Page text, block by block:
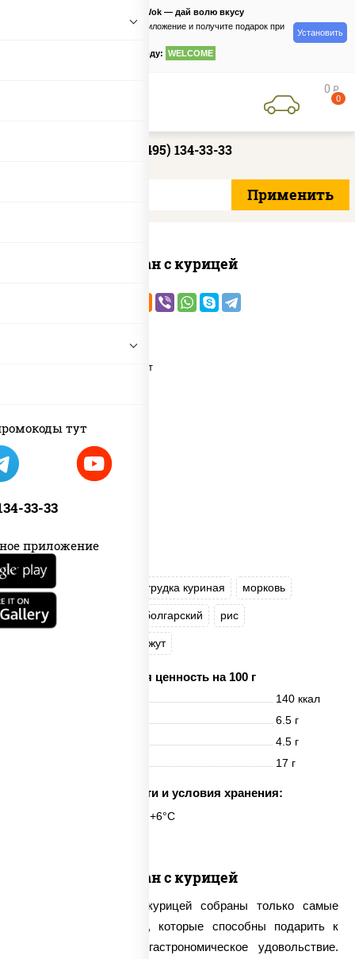
тут
33-33
приложение
PizzaSushiWok — дай волю вкусу
Скачайте приложение и получите подарок при
по промокоду: WELCOME
Установить
0 руб
0
+7 (495) 134-33-33
Тяхан с курицей
масло растительное грудка куриная морковь
лук репчатый перец болгарский рис
кунжут
Пищевая ценность на 100 г
140 ккал
6.5 г
4.5 г
17 г
Срок годности и условия хранения:
6 часов при t° от +2°C до +6°C
Тяхан с курицей
В составе тяхана с курицей собраны только самые
полезные ингредиенты, которые способны подарить к
тому же настоящее гастрономическое удовольствие.